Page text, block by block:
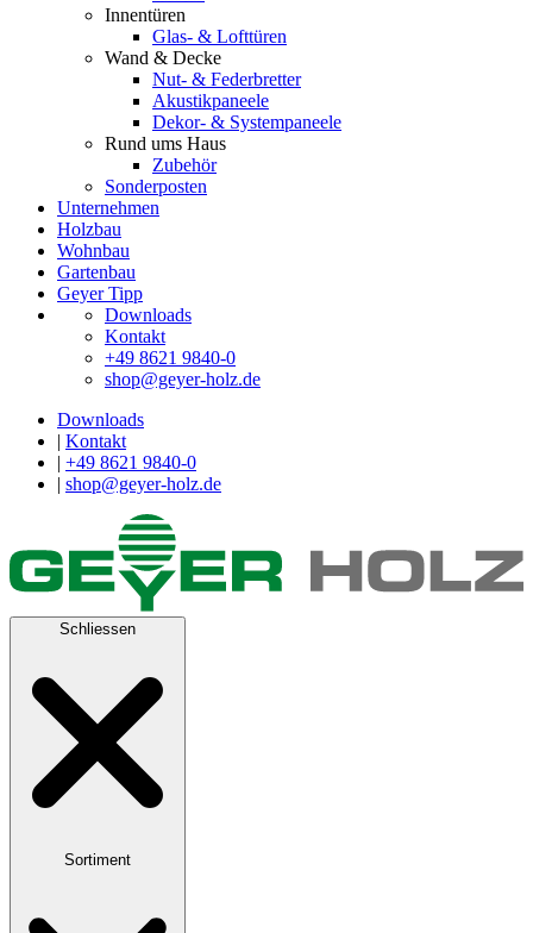
Innentüren
Glas- & Lofttüren
Wand & Decke
Nut- & Federbretter
Akustikpaneele
Dekor- & Systempaneele
Rund ums Haus
Zubehör
Sonderposten
Unternehmen
Holzbau
Wohnbau
Gartenbau
Geyer Tipp
Downloads
Kontakt
+49 8621 9840-0
shop@geyer-holz.de
Downloads
| Kontakt
| +49 8621 9840-0
| shop@geyer-holz.de
Schliessen
Sortiment